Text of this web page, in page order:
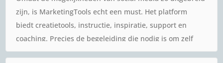
zijn, is MarketingTools echt een must. Het platform
biedt creatietools, instructie, inspiratie, support en
coaching. Precies de begeleiding die nodig is om zelf
echt goed aan de slag te gaan met social media.